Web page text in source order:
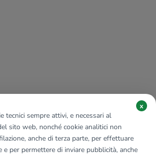
tecnici sempre attivi, e necessari al
sito web, nonché cookie analitici non
anche di terza parte, per effettuare
e per permettere di inviare pubblicità, anche
x